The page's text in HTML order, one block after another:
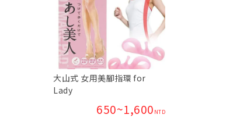
大山式 女用美腳指環 for
Lady
650~1,600 NTD